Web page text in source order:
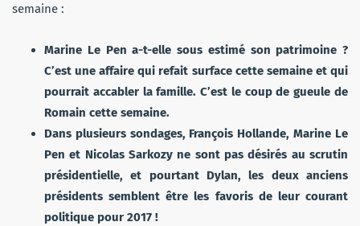
semaine :
Marine Le Pen a-t-elle sous estimé son patrimoine ?
C’est une affaire qui refait surface cette semaine et qui
pourrait accabler la famille. C’est le coup de gueule de
Romain cette semaine.
Dans plusieurs sondages, François Hollande, Marine Le
Pen et Nicolas Sarkozy ne sont pas désirés au scrutin
présidentielle, et pourtant Dylan, les deux anciens
présidents semblent être les favoris de leur courant
politique pour 2017 !